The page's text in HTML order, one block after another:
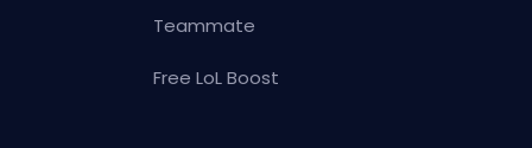
Teammate
Free LoL Boost